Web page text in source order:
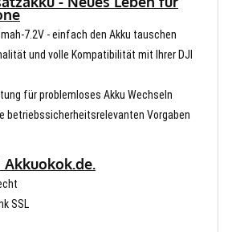
7.2V - einfach den Akku tauschen
und volle Kompatibilität mit Ihrer DJI
für problemloses Akku Wechseln
betriebssicherheitsrelevanten Vorgaben
SSL